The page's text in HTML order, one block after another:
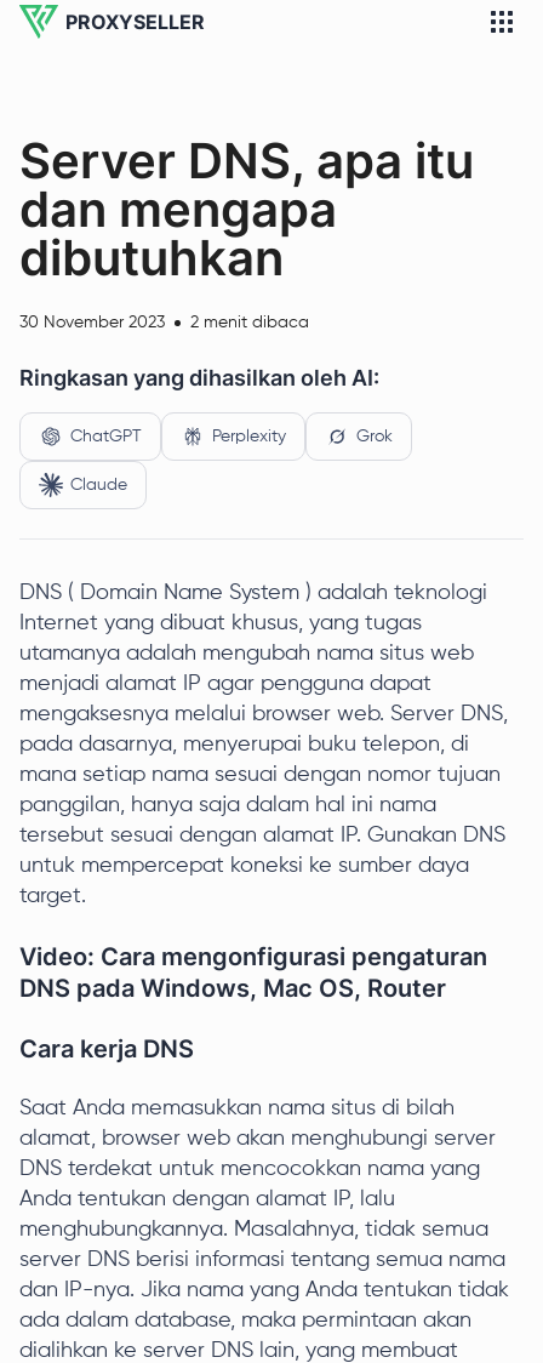
PROXYSELLER
Server DNS, apa itu
dan mengapa
dibutuhkan
30 November 2023 2 menit dibaca
Ringkasan yang dihasilkan oleh AI:
ChatGPT Perplexity Grok
Claude
DNS ( Domain Name System ) adalah teknologi
Internet yang dibuat khusus, yang tugas
utamanya adalah mengubah nama situs web
menjadi alamat IP agar pengguna dapat
mengaksesnya melalui browser web. Server DNS,
pada dasarnya, menyerupai buku telepon, di
mana setiap nama sesuai dengan nomor tujuan
panggilan, hanya saja dalam hal ini nama
tersebut sesuai dengan alamat IP. Gunakan DNS
untuk mempercepat koneksi ke sumber daya
target.
Video: Cara mengonfigurasi pengaturan
DNS pada Windows, Mac OS, Router
Cara kerja DNS
Saat Anda memasukkan nama situs di bilah
alamat, browser web akan menghubungi server
DNS terdekat untuk mencocokkan nama yang
Anda tentukan dengan alamat IP, lalu
menghubungkannya. Masalahnya, tidak semua
server DNS berisi informasi tentang semua nama
dan IP-nya. Jika nama yang Anda tentukan tidak
ada dalam database, maka permintaan akan
dialihkan ke server DNS lain, yang membuat